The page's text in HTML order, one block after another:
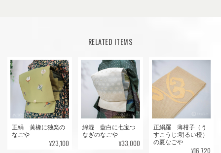
RELATED ITEMS
正絹 黄橡に独楽の
なごや
¥23,100
綿混 藍白に七宝つ
なぎのなごや
¥33,000
正絹羅 薄柑子（う
すこうじ:明るい橙）
の夏なごや
¥16,720